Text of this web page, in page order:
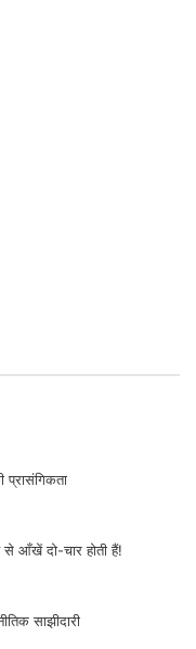
प्रासंगिकता
से आँखें दो-चार होती हैं!
साझीदारी